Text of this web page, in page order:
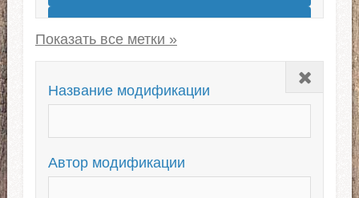
Лучшие моды грузовиков
Американские
Европейские
Закрыть
Название модификации
Автор модификации